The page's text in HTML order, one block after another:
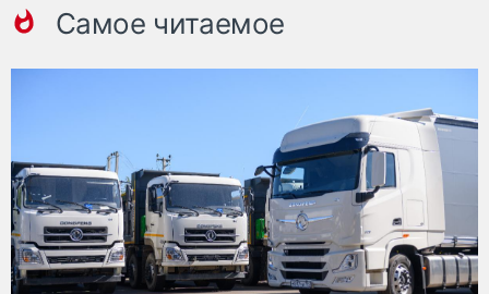
Самое читаемое